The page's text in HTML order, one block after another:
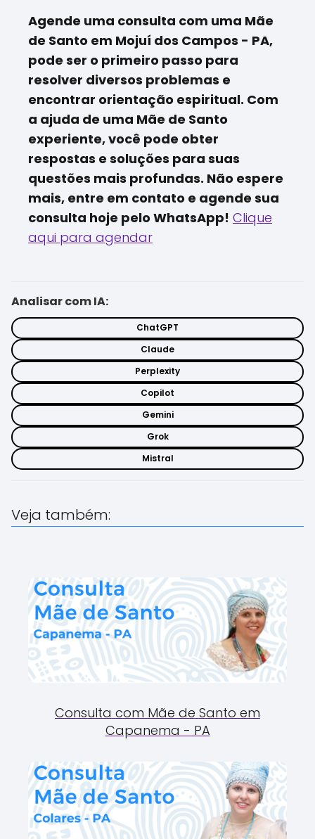
Agende uma consulta com uma Mãe
de Santo em Mojuí dos Campos - PA,
pode ser o primeiro passo para
resolver diversos problemas e
encontrar orientação espiritual. Com
a ajuda de uma Mãe de Santo
experiente, você pode obter
respostas e soluções para suas
questões mais profundas. Não espere
mais, entre em contato e agende sua
consulta hoje pelo WhatsApp! Clique
aqui para agendar
Analisar com IA:
ChatGPT
Claude
Perplexity
Copilot
Gemini
Grok
Mistral
Veja também:
Consulta com Mãe de Santo em
Capanema - PA